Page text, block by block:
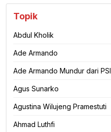
Topik
Abdul Kholik
Ade Armando
Ade Armando Mundur dari PSI
Agus Sunarko
Agustina Wilujeng Pramestuti
Ahmad Luthfi